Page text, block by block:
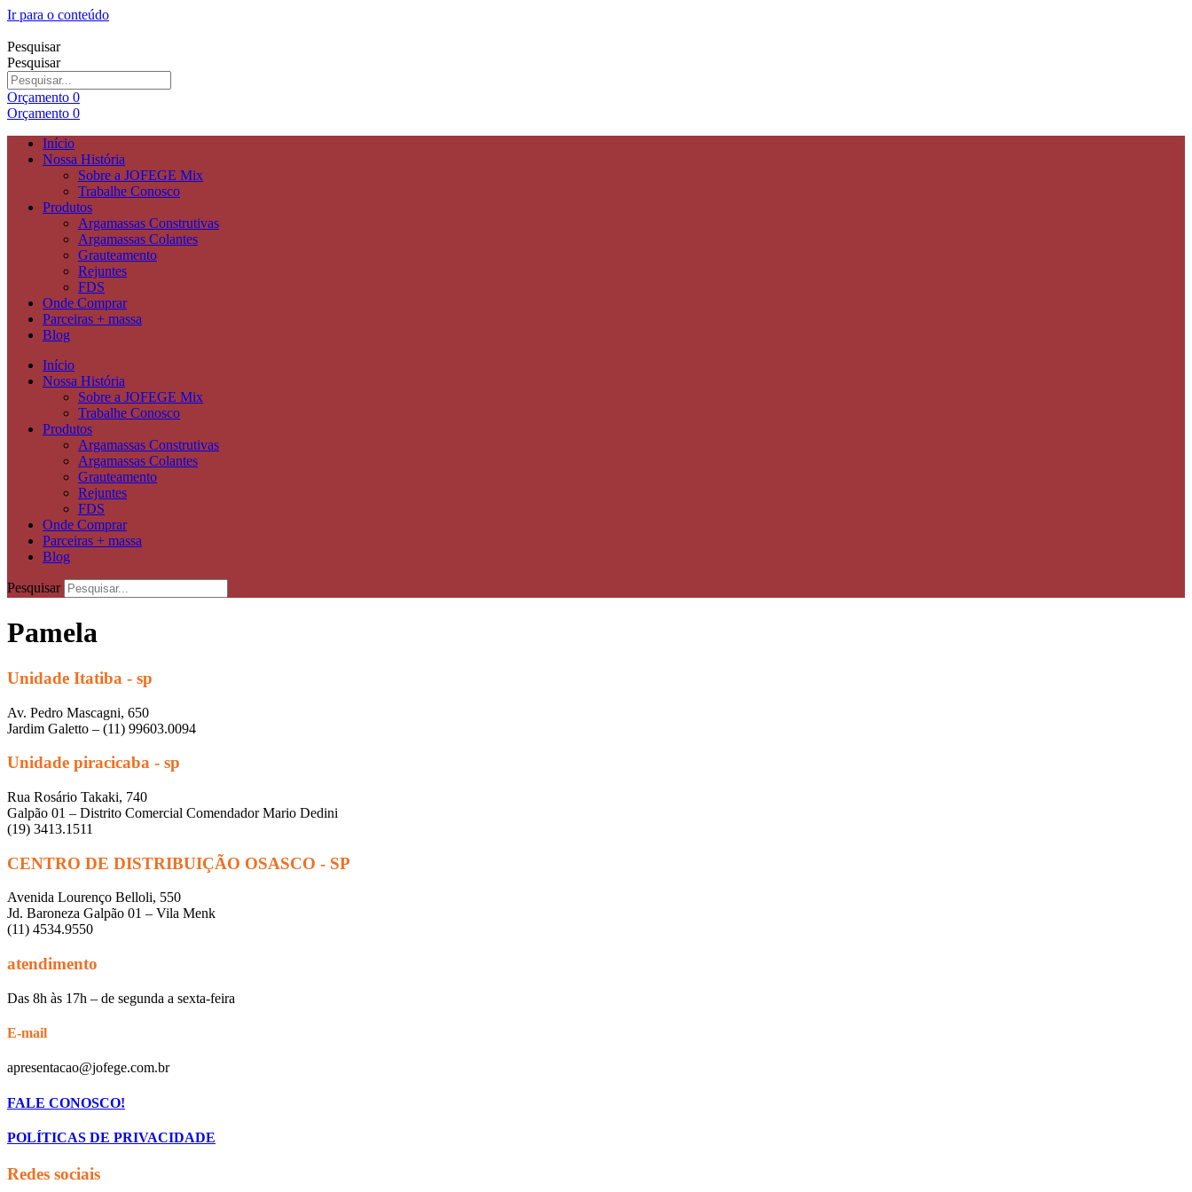
Ir para o conteúdo
Pesquisar
Pesquisar
Orçamento 0
Orçamento 0
Início
Nossa História
Sobre a JOFEGE Mix
Trabalhe Conosco
Produtos
Argamassas Construtivas
Argamassas Colantes
Grauteamento
Rejuntes
FDS
Onde Comprar
Parceiras + massa
Blog
Início
Nossa História
Sobre a JOFEGE Mix
Trabalhe Conosco
Produtos
Argamassas Construtivas
Argamassas Colantes
Grauteamento
Rejuntes
FDS
Onde Comprar
Parceiras + massa
Blog
Pesquisar
Pamela
Unidade Itatiba - sp
Av. Pedro Mascagni, 650
Jardim Galetto – (11) 99603.0094
Unidade piracicaba - sp
Rua Rosário Takaki, 740
Galpão 01 – Distrito Comercial Comendador Mario Dedini
(19) 3413.1511
CENTRO DE DISTRIBUIÇÃO OSASCO - SP
Avenida Lourenço Belloli, 550
Jd. Baroneza Galpão 01 – Vila Menk
(11) 4534.9550
atendimento
Das 8h às 17h – de segunda a sexta-feira
E-mail
apresentacao@jofege.com.br
FALE CONOSCO!
POLÍTICAS DE PRIVACIDADE
Redes sociais